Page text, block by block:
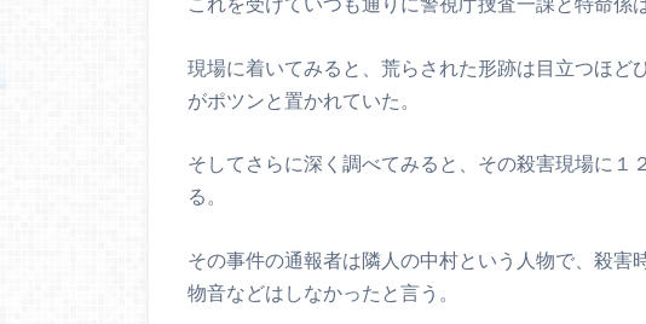
現場に着いてみると、荒らされた形跡は目立つほど
がポツンと置かれていた。
そしてさらに深く調べてみると、その殺害現場に１
る。
その事件の通報者は隣人の中村という人物で、殺害
物音などはしなかったと言う。